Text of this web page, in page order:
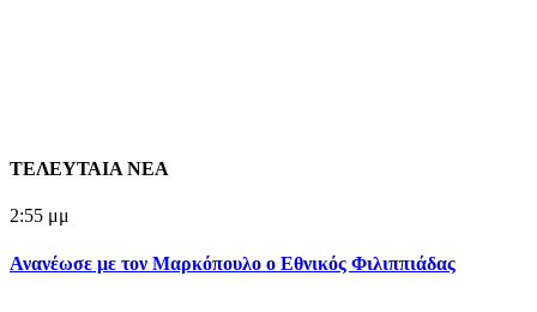
ΤΕΛΕΥΤΑΙΑ ΝΕΑ
2:55 μμ
Ανανέωσε με τον Μαρκόπουλο ο Εθνικός Φιλιππιάδας